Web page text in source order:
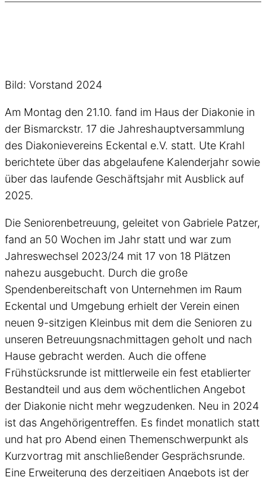
Bild: Vorstand 2024
Am Montag den 21.10. fand im Haus der Diakonie in
der Bismarckstr. 17 die Jahreshauptversammlung
des Diakonievereins Eckental e.V. statt. Ute Krahl
berichtete über das abgelaufene Kalenderjahr sowie
über das laufende Geschäftsjahr mit Ausblick auf
2025.
Die Seniorenbetreuung, geleitet von Gabriele Patzer,
fand an 50 Wochen im Jahr statt und war zum
Jahreswechsel 2023/24 mit 17 von 18 Plätzen
nahezu ausgebucht. Durch die große
Spendenbereitschaft von Unternehmen im Raum
Eckental und Umgebung erhielt der Verein einen
neuen 9-sitzigen Kleinbus mit dem die Senioren zu
unseren Betreuungsnachmittagen geholt und nach
Hause gebracht werden. Auch die offene
Frühstücksrunde ist mittlerweile ein fest etablierter
Bestandteil und aus dem wöchentlichen Angebot
der Diakonie nicht mehr wegzudenken. Neu in 2024
ist das Angehörigentreffen. Es findet monatlich statt
und hat pro Abend einen Themenschwerpunkt als
Kurzvortrag mit anschließender Gesprächsrunde.
Eine Erweiterung des derzeitigen Angebots ist der